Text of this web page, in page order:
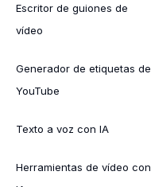
Escritor de guiones de
vídeo
Generador de etiquetas de
YouTube
Texto a voz con IA
Herramientas de vídeo con